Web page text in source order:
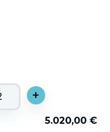
+
5.020,00 €